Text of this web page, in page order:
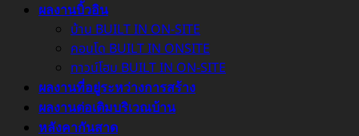
ผลงานบิ้วอิน
บ้าน BUILT IN ON-SITE
คอนโด BUILT IN ONSITE
ทาวน์โฮม BUILT IN ON-SITE
ผลงานที่อยู่ระหว่างการสร้าง
ผลงานต่อเติมบริเวณบ้าน
หลังคากันสาด